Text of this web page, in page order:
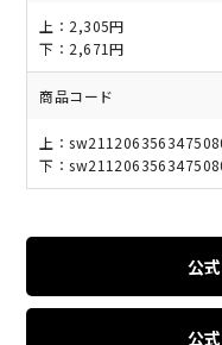
上：2,305円
下：2,671円
商品コード
上：
下：
公
公